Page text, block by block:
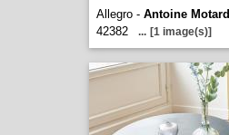
Allegro - Antoine Motard
42382
... [1 image(s)]